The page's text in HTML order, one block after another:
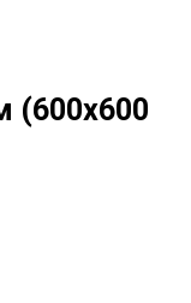
(600x600